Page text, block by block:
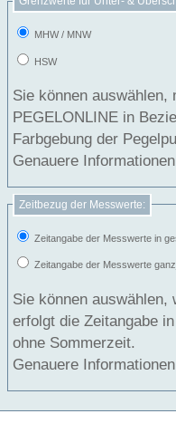
MHW / MNW
HSW
Sie können
PEGELONLINE in Beziehung
Farbgebung der
Genauere
Zeitbezug der Messwerte:
Zeitangabe der Messwerte in
Zeitangabe der Messwerte
Sie können auswählen,
erfolgt die Zeitangabe
ohne Sommerzeit.
Genauere